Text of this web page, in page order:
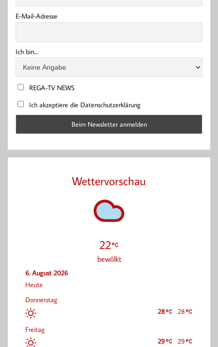
E-Mail-Adresse
Ich bin....
REGA-TV NEWS
Ich akzeptiere die Datenschutzerklärung
Wettervorschau
22
bewölkt
6. August 2026
Heute
Donnerstag
28
28
Freitag
29
29